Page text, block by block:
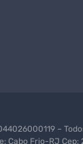
–
Cabo Frio-RJ